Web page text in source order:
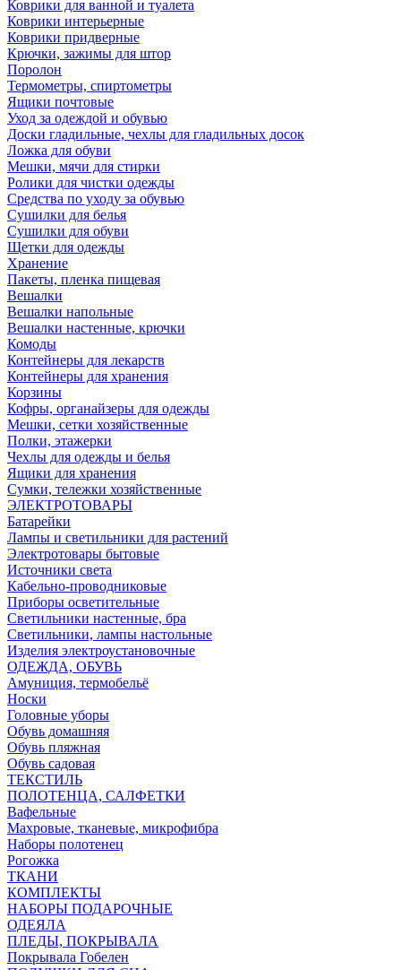
Коврики для ванной и туалета
Коврики интерьерные
Коврики придверные
Крючки, зажимы для штор
Поролон
Термометры, спиртометры
Ящики почтовые
Уход за одеждой и обувью
Доски гладильные, чехлы для гладильных досок
Ложка для обуви
Мешки, мячи для стирки
Ролики для чистки одежды
Средства по уходу за обувью
Сушилки для белья
Сушилки для обуви
Щетки для одежды
Хранение
Пакеты, пленка пищевая
Вешалки
Вешалки напольные
Вешалки настенные, крючки
Комоды
Контейнеры для лекарств
Контейнеры для хранения
Корзины
Кофры, органайзеры для одежды
Мешки, сетки хозяйственные
Полки, этажерки
Чехлы для одежды и белья
Ящики для хранения
Сумки, тележки хозяйственные
ЭЛЕКТРОТОВАРЫ
Батарейки
Лампы и светильники для растений
Электротовары бытовые
Источники света
Кабельно-проводниковые
Приборы осветительные
Светильники настенные, бра
Светильники, лампы настольные
Изделия электроустановочные
ОДЕЖДА, ОБУВЬ
Амуниция, термобельё
Носки
Головные уборы
Обувь домашняя
Обувь пляжная
Обувь садовая
ТЕКСТИЛЬ
ПОЛОТЕНЦА, САЛФЕТКИ
Вафельные
Махровые, тканевые, микрофибра
Наборы полотенец
Рогожка
ТКАНИ
КОМПЛЕКТЫ
НАБОРЫ ПОДАРОЧНЫЕ
ОДЕЯЛА
ПЛЕДЫ, ПОКРЫВАЛА
Покрывала Гобелен